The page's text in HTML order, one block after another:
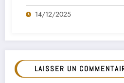
14/12/2025
LAISSER UN